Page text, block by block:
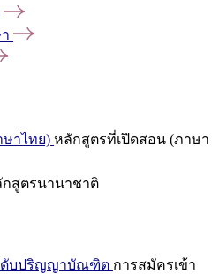
าไทย) หลักสูตรที่เปิดสอน (ภาษา
สูตรนานาชาติ
ดับปริญญาบัณฑิต การสมัครเข้า